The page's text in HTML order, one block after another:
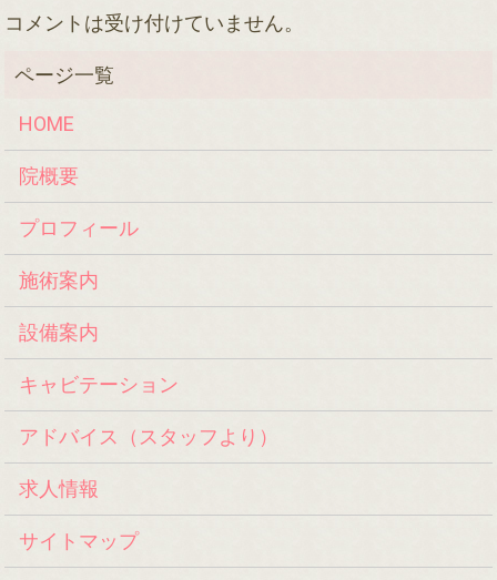
コメントは受け付けていません。
HOME
院概要
プロフィール
施術案内
設備案内
キャビテーション
アドバイス（スタッフより）
求人情報
サイトマップ